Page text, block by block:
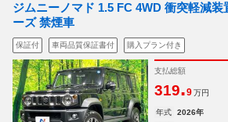
ジムニーノマド 1.5 FC 4WD 衝突軽減
ーズ 禁煙車
保証付 車両品質保証書付 購入プラン付き
支払総額
319.9 万円
年式 2026年